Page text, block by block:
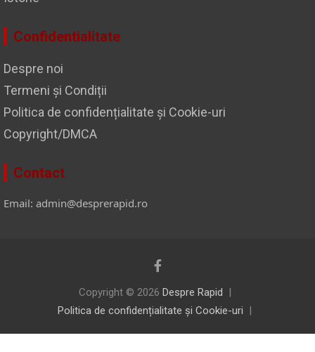
Confidentialitate
Despre noi
Termeni și Condiții
Politica de confidențialitate și Cookie-uri
Copyright/DMCA
Contact
Email: admin@desprerapid.ro
Copyright © 2026 Despre Rapid
Politica de confidențialitate și Cookie-uri